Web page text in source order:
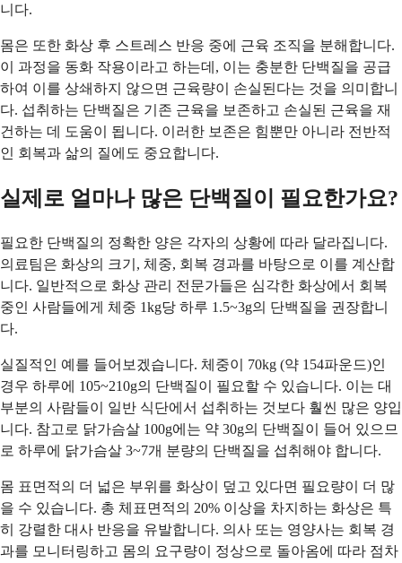
니다.
몸은 또한 화상 후 스트레스 반응 중에 근육 조직을 분해합니다.
이 과정을 동화 작용이라고 하는데, 이는 충분한 단백질을 공급
하여 이를 상쇄하지 않으면 근육량이 손실된다는 것을 의미합니
다. 섭취하는 단백질은 기존 근육을 보존하고 손실된 근육을 재
건하는 데 도움이 됩니다. 이러한 보존은 힘뿐만 아니라 전반적
인 회복과 삶의 질에도 중요합니다.
실제로 얼마나 많은 단백질이 필요한가요?
필요한 단백질의 정확한 양은 각자의 상황에 따라 달라집니다.
의료팀은 화상의 크기, 체중, 회복 경과를 바탕으로 이를 계산합
니다. 일반적으로 화상 관리 전문가들은 심각한 화상에서 회복
중인 사람들에게 체중 1kg당 하루 1.5~3g의 단백질을 권장합니
다.
실질적인 예를 들어보겠습니다. 체중이 70kg (약 154파운드)인
경우 하루에 105~210g의 단백질이 필요할 수 있습니다. 이는 대
부분의 사람들이 일반 식단에서 섭취하는 것보다 훨씬 많은 양입
니다. 참고로 닭가슴살 100g에는 약 30g의 단백질이 들어 있으므
로 하루에 닭가슴살 3~7개 분량의 단백질을 섭취해야 합니다.
몸 표면적의 더 넓은 부위를 화상이 덮고 있다면 필요량이 더 많
을 수 있습니다. 총 체표면적의 20% 이상을 차지하는 화상은 특
히 강렬한 대사 반응을 유발합니다. 의사 또는 영양사는 회복 경
과를 모니터링하고 몸의 요구량이 정상으로 돌아옴에 따라 점차